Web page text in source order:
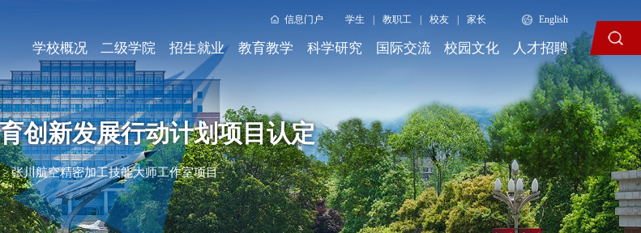
信息门户 学生 教职工 校友 家长 English
学校概况 二级学院 招生就业 教育教学 科学研究 国际交流 校园文化 人才招聘
创新发展行动计划项目认定
> 张川航空精密加工技能大师工作室项目